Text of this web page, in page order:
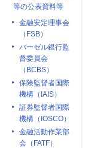
等の公表資料等
金融安定理事会
（FSB）
バーゼル銀行監
督委員会
（BCBS）
保険監督者国際
機構（IAIS）
証券監督者国際
機構（IOSCO）
金融活動作業部
会（FATF）